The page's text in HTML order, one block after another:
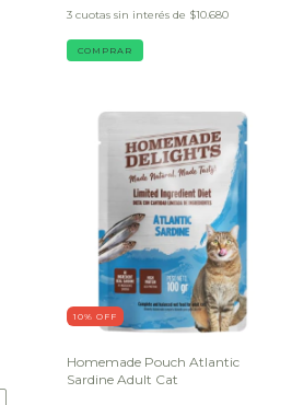
3 cuotas sin interés de $10.680
COMPRAR
10% OFF
Homemade Pouch Atlantic
Sardine Adult Cat